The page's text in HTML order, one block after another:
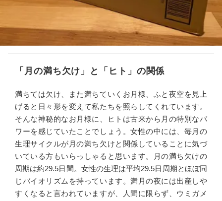
「月の満ち欠け」と「ヒト」の関係
満ちては欠け、また満ちていくお月様、ふと夜空を見上
げると日々形を変えて私たちを照らしてくれています。
そんな神秘的なお月様に、ヒトは古来から月の特別なパ
ワーを感じていたことでしょう。女性の中には、毎月の
生理サイクルが月の満ち欠けと関係していることに気づ
いている方もいらっしゃると思います。月の満ち欠けの
周期は約29.5日間。女性の生理は平均29.5日周期とほぼ同
じバイオリズムを持っています。満月の夜には出産しや
すくなると言われていますが、人間に限らず、ウミガメ